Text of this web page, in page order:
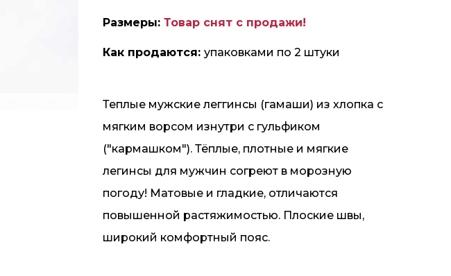
Размеры: Товар снят с продажи!
Как продаются: упаковками по 2 штуки
Теплые мужские леггинсы (гамаши) из хлопка с
мягким ворсом изнутри с гульфиком
("кармашком"). Тёплые, плотные и мягкие
легинсы для мужчин согреют в морозную
погоду! Матовые и гладкие, отличаются
повышенной растяжимостью. Плоские швы,
широкий комфортный пояс.